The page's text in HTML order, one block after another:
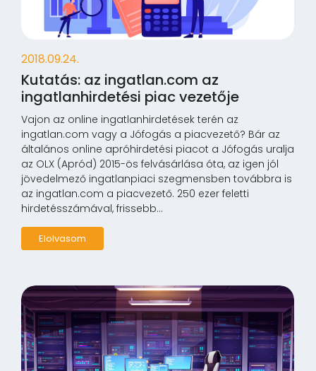
2018.09.24.
Kutatás: az ingatlan.com az
ingatlanhirdetési piac vezetője
Vajon az online ingatlanhirdetések terén az
ingatlan.com vagy a Jófogás a piacvezető? Bár az
általános online apróhirdetési piacot a Jófogás uralja
az OLX (Apród) 2015-ös felvásárlása óta, az igen jól
jövedelmező ingatlanpiaci szegmensben továbbra is
az ingatlan.com a piacvezető. 250 ezer feletti
hirdetésszámával, frissebb...
Elolvasom